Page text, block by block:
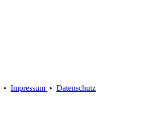
• Impressum • Datenschutz